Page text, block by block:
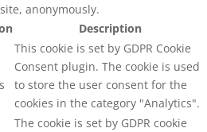
anonymously.
Description
This cookie is set by GDPR Cookie
Consent plugin. The cookie is used
to store the user consent for the
cookies in the category "Analytics".
The cookie is set by GDPR cookie